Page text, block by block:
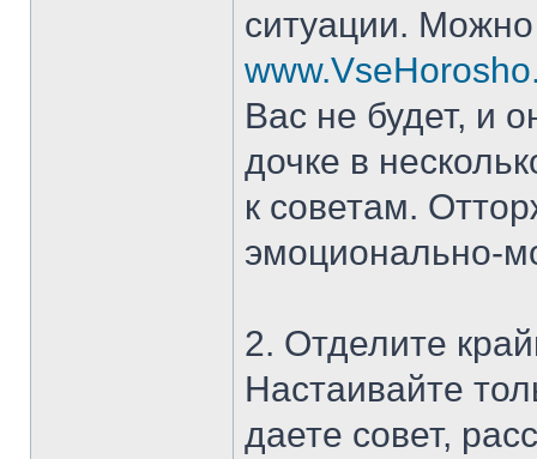
ситуации.
Вас не будет, и
дочке в
к советам.
эмоционально-
2. Отделите
Настаивайте
даете совет,